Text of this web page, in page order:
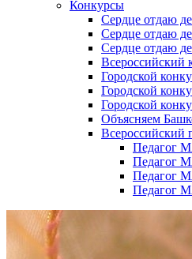
Конкурсы
Сердце отдаю
Сердце отдаю
Сердце отдаю
Всероссийский
Городской
Городской
Городской
Объясняем
Всероссийский
Педагог
Педагог
Педагог
Педагог